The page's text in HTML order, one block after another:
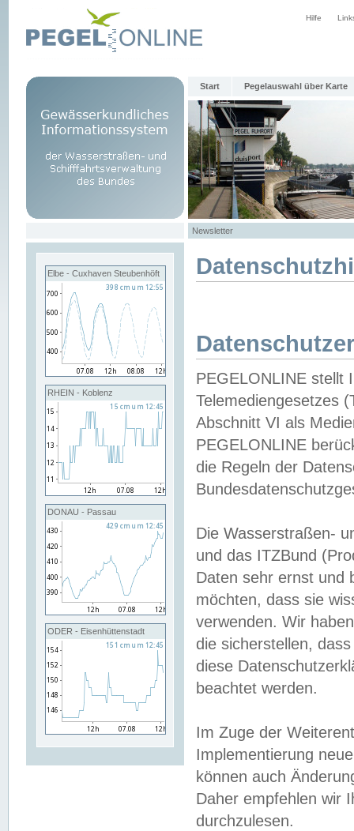
Hilfe
Start Pegelauswahl über Karte
Newsletter
Elbe - Cuxhaven Steubenhöft
RHEIN - Koblenz
DONAU - Passau
ODER - Eisenhüttenstadt
PEGELONLINE stellt
Telemediengesetzes
Abschnitt VI als
PEGELONLINE
die Regeln der
Die Wasserstraßen-
und das ITZBund
Daten sehr ernst und
möchten, dass sie
verwenden. Wir
die sicherstellen,
diese
beachtet werden.
Im Zuge der
Implementierung
können auch
Daher empfehlen wir
durchzulesen.